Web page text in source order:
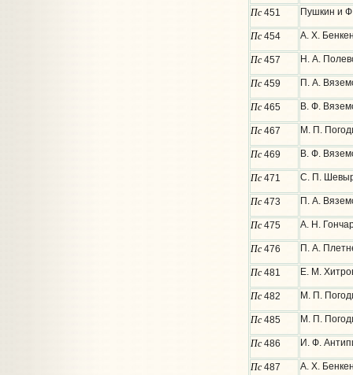
Пс451 Пушкин и
Пс454 А. Х.
Пс457 Н. А.
Пс459 П. А.
Пс465 В. Ф.
Пс467 М. П.
Пс469 В. Ф.
Пс471 С. П.
Пс473 П. А.
Пс475 А. Н.
Пс476 П. А.
Пс481 Е. М.
Пс482 М. П.
Пс485 М. П.
Пс486 И. Ф.
Пс487 А. Х.